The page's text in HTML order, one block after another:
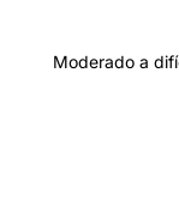
Moderado a